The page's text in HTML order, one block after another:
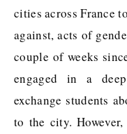
cities across France
against, acts of
couple of weeks
engaged in a
exchange students
to the city.